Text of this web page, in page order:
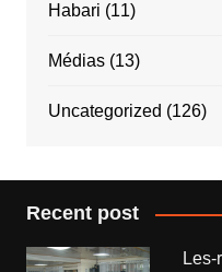
Habari (11)
Médias(13)
Uncategorized (126)
Recent post